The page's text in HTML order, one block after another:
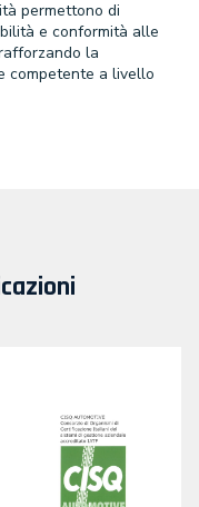
permettono di
e conformità alle
la
competente a livello